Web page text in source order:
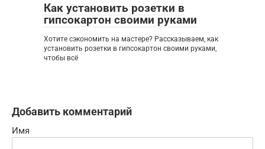
Как установить розетки в
гипсокартон своими руками
Хотите сэкономить на мастере? Рассказываем, как
установить розетки в гипсокартон своими руками,
чтобы всё
Добавить комментарий
Имя